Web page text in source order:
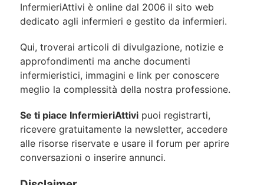
InfermieriAttivi è online dal 2006 il sito web
dedicato agli infermieri e gestito da infermieri.
Qui, troverai articoli di divulgazione, notizie e
approfondimenti ma anche documenti
infermieristici, immagini e link per conoscere
meglio la complessità della nostra professione.
Se ti piace InfermieriAttivi puoi registrarti,
ricevere gratuitamente la newsletter, accedere
alle risorse riservate e usare il forum per aprire
conversazioni o inserire annunci.